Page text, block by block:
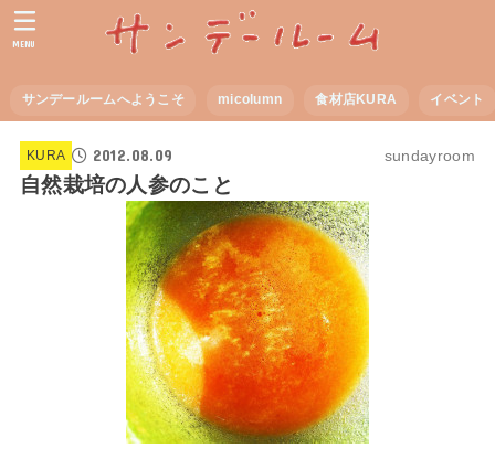
サンデールームへようこそ micolumn 食材店KURA イベント
MENU
KURA 2012.08.09 sundayroom
自然栽培の人参のこと